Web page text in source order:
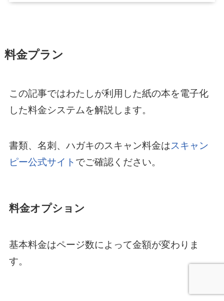
料金プラン
この記事ではわたしが利用した紙の本を電子化
した料金システムを解説します。
書類、名刺、ハガキのスキャン料金はスキャン
ピー公式サイト でご確認ください。
料金オプション
基本料金はページ数によって金額が変わりま
す。